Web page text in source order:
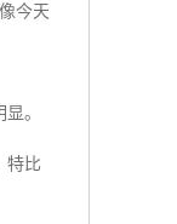
今天
。
特比